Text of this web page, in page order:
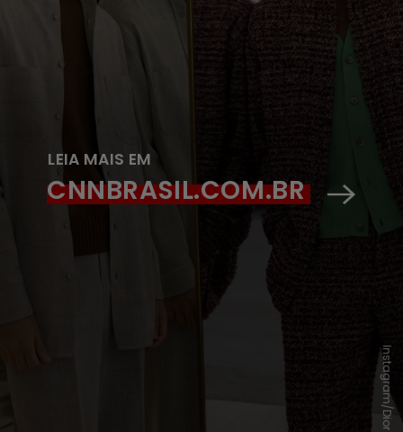
Instagram/Dior
LEIA MAIS EM
CNNBRASIL.COM.BR